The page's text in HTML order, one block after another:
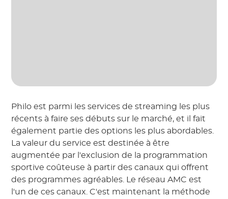
Philo est parmi les services de streaming les plus
récents à faire ses débuts sur le marché, et il fait
également partie des options les plus abordables.
La valeur du service est destinée à être
augmentée par l'exclusion de la programmation
sportive coûteuse à partir des canaux qui offrent
des programmes agréables. Le réseau AMC est
l'un de ces canaux. C'est maintenant la méthode